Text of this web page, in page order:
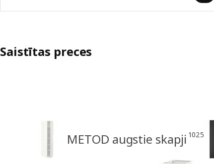
Saistītas preces
METOD augstie skapji 1025